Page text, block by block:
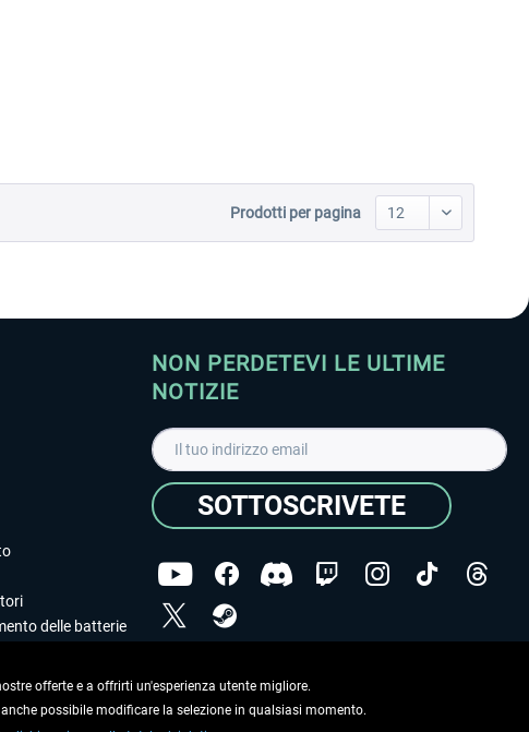
Prodotti per pagina
delle batterie
NON PERDETEVI LE ULTIME
NOTIZIE
SOTTOSCRIVETE
dei dati.
Copyright © Aerosoft GmbH. Tutti i diritti riservati.
offerte e a offrirti un'esperienza utente migliore.
possibile modificare la selezione in qualsiasi momento.